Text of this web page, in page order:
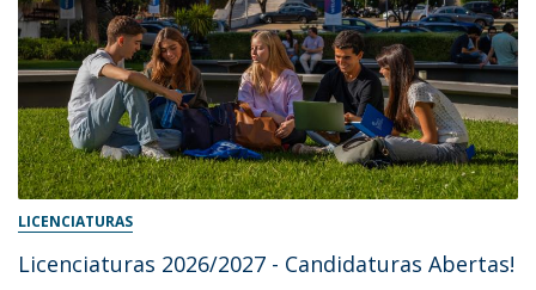
LICENCIATURAS
Licenciaturas 2026/2027 - Candidaturas Abertas!